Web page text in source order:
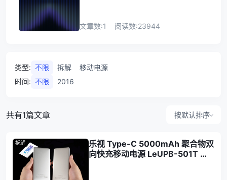
文章数:1 阅读数:23944
类型: 不限 拆解
移动电源
时间: 不限 2016
共有1篇文章 按默认排序
拆解
乐视 Type-C 5000mAh 聚合物双
向快充移动电源 LeUPB-501T 拆